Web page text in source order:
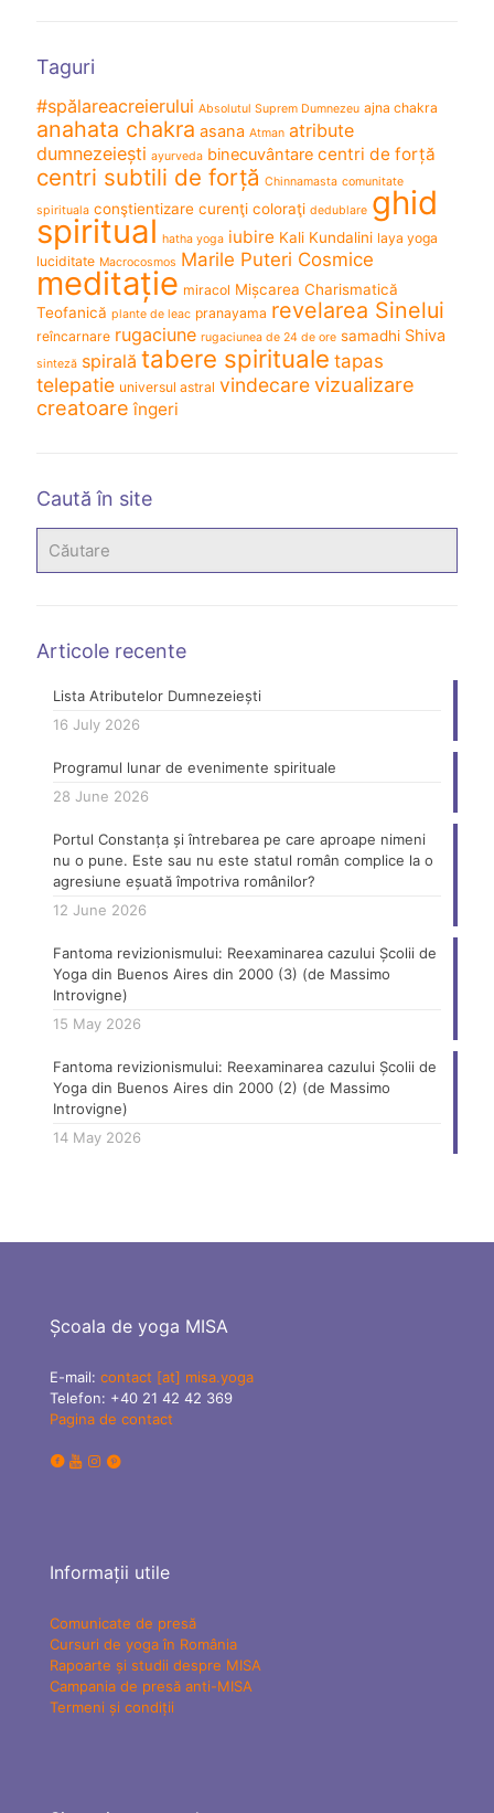
Taguri
#spălareacreierului Absolutul Suprem Dumnezeu ajna chakra
anahata chakra asana Atman atribute
dumnezeiești ayurveda binecuvântare centri de forță
centri subtili de forță Chinnamasta comunitate
spirituala conştientizare curenţi coloraţi dedublare ghid
spiritual hatha yoga iubire Kali Kundalini laya yoga
luciditate Macrocosmos Marile Puteri Cosmice
meditație miracol Mișcarea Charismatică
Teofanică plante de leac pranayama revelarea Sinelui
reîncarnare rugaciune rugaciunea de 24 de ore samadhi Shiva
sinteză spirală tabere spirituale tapas
telepatie universul astral vindecarevizualizare
creatoare îngeri
Caută în site
Articole recente
Lista Atributelor Dumnezeiești
16 July 2026
Programul lunar de evenimente spirituale
28 June 2026
Portul Constanța și întrebarea pe care aproape nimeni
nu o pune. Este sau nu este statul român complice la o
agresiune eșuată împotriva românilor?
12 June 2026
Fantoma revizionismului: Reexaminarea cazului Școlii de
Yoga din Buenos Aires din 2000 (3) (de Massimo
Introvigne)
15 May 2026
Fantoma revizionismului: Reexaminarea cazului Școlii de
Yoga din Buenos Aires din 2000 (2) (de Massimo
Introvigne)
14 May 2026
Școala de yoga MISA
E-mail: contact [at] misa.yoga
Telefon: +40 21 42 42 369
Pagina de contact
Informații utile
Comunicate de presă
Cursuri de yoga în România
Rapoarte și studii despre MISA
Campania de presă anti-MISA
Termeni și condiții